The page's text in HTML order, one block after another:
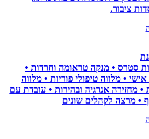
• מנקה טראומה וחרדות •
מלווה טיפולי פוריות • מלווה
אנרגיה ובהירות • עובדת עם